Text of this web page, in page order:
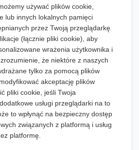
używać plików cookie,
lub innych lokalnych pamięci
przez Twoją przeglądarkę
(łącznie pliki cookie), aby
wrażenia użytkownika i
że niektóre z naszych
tylko za pomocą plików
akceptację plików
pliki cookie, jeśli Twoja
usługi przeglądarki na to
to wpłynąć na bezpieczny dostęp
związanych z platformą i usług
platformę.